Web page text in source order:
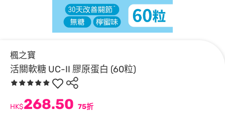
楓之寶
活關軟糖 UC-II 膠原蛋白 (60粒)
HK$268.50 75折